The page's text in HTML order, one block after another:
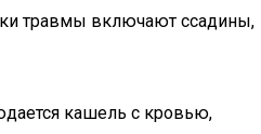
травмы включают ссадины,
кашель с кровью,